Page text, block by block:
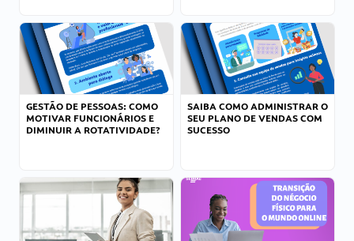
GESTÃO DE PESSOAS: COMO
MOTIVAR FUNCIONÁRIOS E
DIMINUIR A ROTATIVIDADE?
SAIBA COMO ADMINISTRAR O
SEU PLANO DE VENDAS COM
SUCESSO